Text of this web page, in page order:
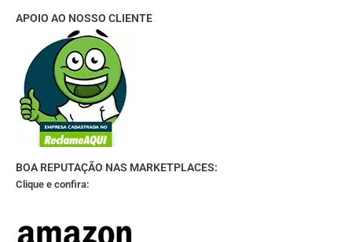
APOIO AO NOSSO CLIENTE
BOA REPUTAÇÃO NAS MARKETPLACES:
Clique e confira: